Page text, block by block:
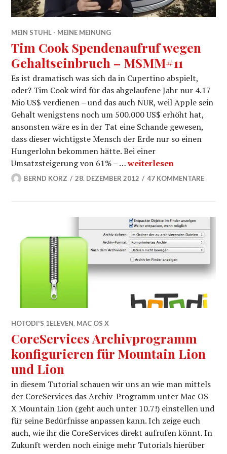
MEIN STUHL - MEINE MEINUNG
Tim Cook Spendenaufruf wegen
Gehaltseinbruch – MSMM#11
Es ist dramatisch was sich da in Cupertino abspielt,
oder? Tim Cook wird für das abgelaufene Jahr nur 4.17
Mio US$ verdienen – und das auch NUR, weil Apple sein
Gehalt wenigstens noch um 500.000 US$ erhöht hat,
ansonsten wäre es in der Tat eine Schande gewesen,
dass dieser wichtigste Mensch der Erde nur so einen
Hungerlohn bekommen hätte. Bei einer
Umsatzsteigerung von 61% – …Tim Cook
weiterlesen
BERND KORZ 28. DEZEMBER 2012 47 KOMMENTARE
HOTODI'S 1ELEVEN, MAC OS X
CoreServices Archivprogramm
konfigurieren für Mountain Lion
und Lion
in diesem Tutorial schauen wir uns an wie man mittels
der CoreServices das Archiv-Programm unter Mac OS
X Mountain Lion (geht auch unter 10.7!) einstellen und
für seine Bedürfnisse anpassen kann. Ich zeige euch
auch, wie ihr die CoreServices direkt aufrufen könnt. In
Zukunft werden noch einige mehr Tutorials hierüber